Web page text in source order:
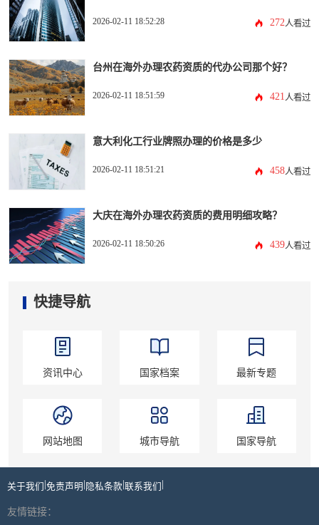
2026-02-11 18:52:28 272人看过
台州在海外办理农药资质的代办公司那个好？
2026-02-11 18:51:59 421人看过
意大利化工行业牌照办理的价格是多少
2026-02-11 18:51:21 458人看过
大庆在海外办理农药资质的费用明细攻略？
2026-02-11 18:50:26 439人看过
快捷导航
资讯中心 国家档案 最新专题
网站地图 城市导航 国家导航
关于我们 免责声明 隐私条款 联系我们
友情链接：